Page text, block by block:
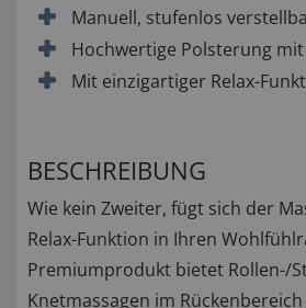
Manuell, stufenlos
Hochwertige Polsterung
Mit einzigartiger Relax-
BESCHREIBUNG
Wie kein Zweiter, fügt sich der
Relax-Funktion in Ihren
Premiumprodukt bietet Rollen-/
Knetmassagen im